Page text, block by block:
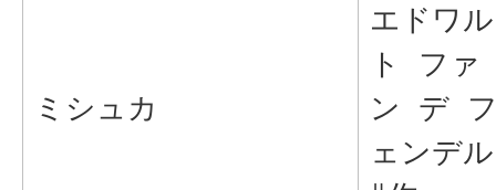
ミシュカ
エドワル
ト ファ
ン デ
ェンデル